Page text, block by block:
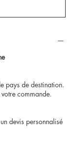
pays de destination.
commande.
devis personnalisé